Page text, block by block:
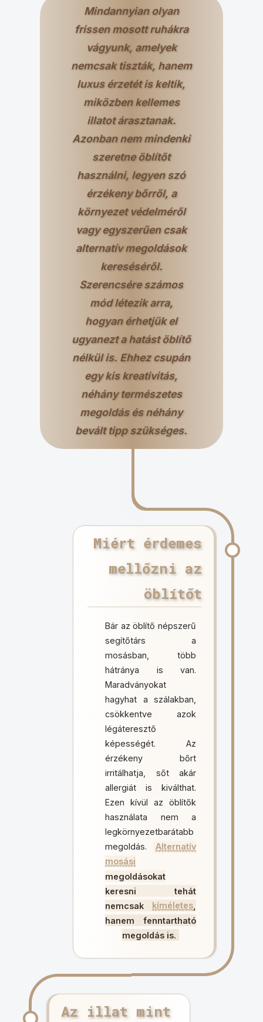
Mindannyian olyan
frissen mosott ruhákra
vágyunk, amelyek
nemcsak tiszták, hanem
luxus érzetét is keltik,
miközben kellemes
illatot árasztanak.
Azonban nem mindenki
szeretne öblítőt
használni, legyen szó
érzékeny bőrről, a
környezet védelméről
vagy egyszerűen csak
alternatív megoldások
kereséséről.
Szerencsére számos
mód létezik arra,
hogyan érhetjük el
ugyanezt a hatást öblítő
nélkül is. Ehhez csupán
egy kis kreativitás,
néhány természetes
megoldás és néhány
bevált tipp szükséges.
Miért érdemes
mellőzni az
öblítőt
Bár az öblítő népszerű
segítőtárs a
mosásban, több
hátránya is van.
Maradványokat
hagyhat a szálakban,
csökkentve azok
légáteresztő
képességét. Az
érzékeny bőrt
irritálhatja, sőt akár
allergiát is kiválthat.
Ezen kívül az öblítők
használata nem a
legkörnyezetbarátabb
megoldás.
Alternatív
mosási
megoldásokat
keresni tehát
nemcsak kíméletes,
hanem fenntartható
megoldás is.
Az illat mint